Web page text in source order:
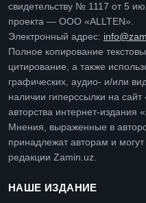
свидетельству № 1117 от 5
проекта — ООО «ALLTEN».
Электронный адрес:
Полное копирование
цитирование, а также
графических, аудио- и/или
наличии гиперссылки на
авторства интернет-издания
Мнения, выраженные в
принадлежат авторам и могут
редакции Zamin.uz.
НАШЕ ИЗДАНИЕ